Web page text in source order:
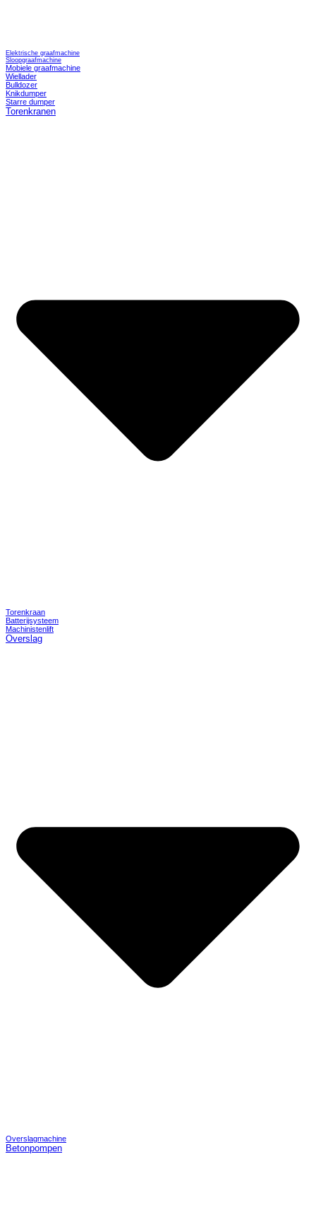
Elektrische graafmachine
Sloopgraafmachine
Mobiele graafmachine
Wiellader
Bulldozer
Knikdumper
Starre dumper
Torenkranen
Torenkraan
Batterijsysteem
Machinistenlift
Overslag
Overslagmachine
Betonpompen